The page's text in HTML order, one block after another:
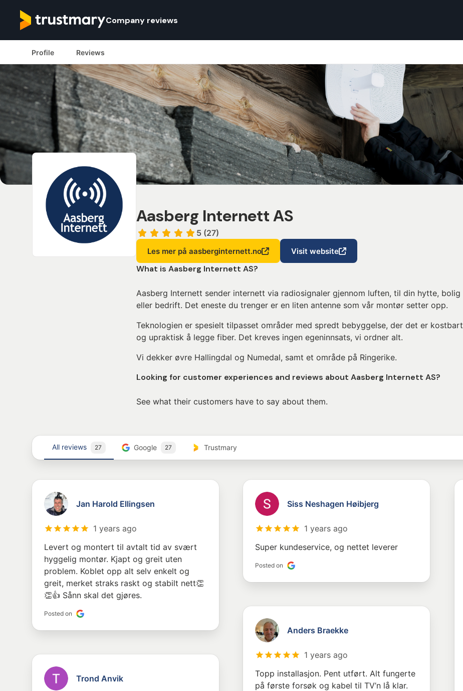
Company reviews
Profile Reviews
Aasberg Internett AS
5 (27)
Les mer på aasberginternett.no Visit website
What is Aasberg Internett AS?
Aasberg Internett sender internett via radiosignaler gjennom luften, til din hytte, bolig
eller bedrift. Det eneste du trenger er en liten antenne som vår montør setter opp.
Teknologien er spesielt tilpasset områder med spredt bebyggelse, der det er kostbart
og upraktisk å legge fiber. Det kreves ingen egeninnsats, vi ordner alt.
Vi dekker øvre Hallingdal og Numedal, samt et område på Ringerike.
Looking for customer experiences and reviews about Aasberg Internett AS?
See what their customers have to say about them.
All reviews 27 Google 27 Trustmary
Jan Harold Ellingsen
1 years ago
Levert og montert til avtalt tid av svært
hyggelig montør. Kjapt og greit uten
problem. Koblet opp alt selv enkelt og
greit, merket straks raskt og stabilt nett👏
👏👍 Sånn skal det gjøres.
Posted on
Siss Neshagen Høibjerg
1 years ago
Super kundeservice, og nettet leverer
Posted on
Anders Braekke
1 years ago
Topp installasjon. Pent utført. Alt fungerte
på første forsøk og kabel til TV’n lå klar.
Trond Anvik